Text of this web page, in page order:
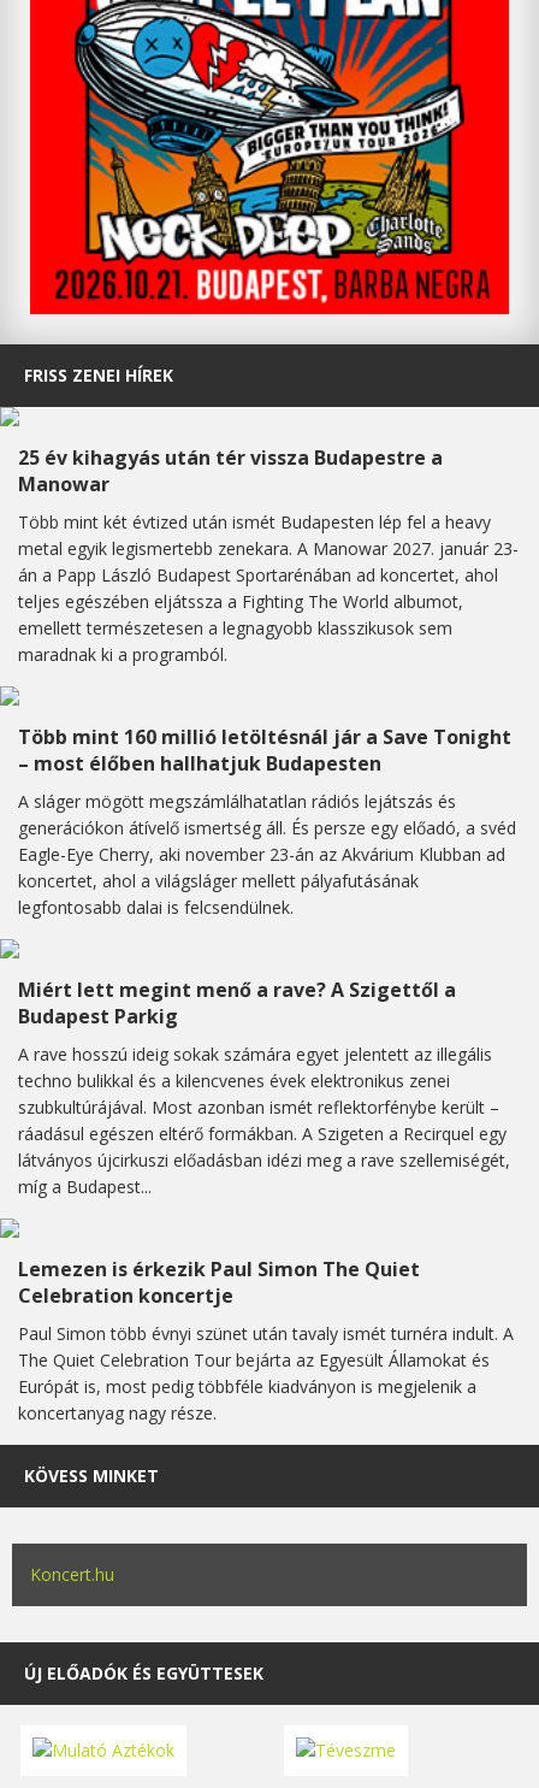
FRISS ZENEI HÍREK
25 év kihagyás után tér vissza Budapestre a
Manowar
Több mint két évtized után ismét Budapesten lép fel a heavy
metal egyik legismertebb zenekara. A Manowar 2027. január 23-
án a Papp László Budapest Sportarénában ad koncertet, ahol
teljes egészében eljátssza a Fighting The World albumot,
emellett természetesen a legnagyobb klasszikusok sem
maradnak ki a programból.
Több mint 160 millió letöltésnál jár a Save Tonight
– most élőben hallhatjuk Budapesten
A sláger mögött megszámlálhatatlan rádiós lejátszás és
generációkon átívelő ismertség áll. És persze egy előadó, a svéd
Eagle-Eye Cherry, aki november 23-án az Akvárium Klubban ad
koncertet, ahol a világsláger mellett pályafutásának
legfontosabb dalai is felcsendülnek.
Miért lett megint menő a rave? A Szigettől a
Budapest Parkig
A rave hosszú ideig sokak számára egyet jelentett az illegális
techno bulikkal és a kilencvenes évek elektronikus zenei
szubkultúrájával. Most azonban ismét reflektorfénybe került –
ráadásul egészen eltérő formákban. A Szigeten a Recirquel egy
látványos újcirkuszi előadásban idézi meg a rave szellemiségét,
míg a Budapest...
Lemezen is érkezik Paul Simon The Quiet
Celebration koncertje
Paul Simon több évnyi szünet után tavaly ismét turnéra indult. A
The Quiet Celebration Tour bejárta az Egyesült Államokat és
Európát is, most pedig többféle kiadványon is megjelenik a
koncertanyag nagy része.
KÖVESS MINKET
Koncert.hu
ÚJ ELŐADÓK ÉS EGYÜTTESEK